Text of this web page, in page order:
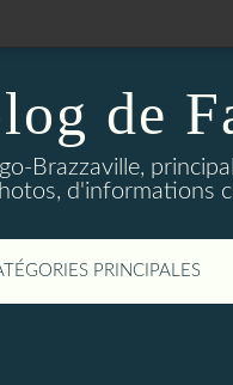
de
Brazzaville,
d'informations
PRINCIPALES